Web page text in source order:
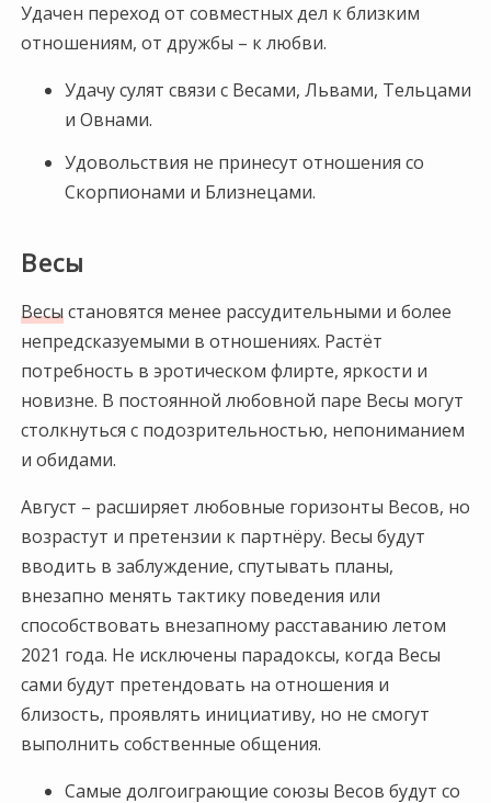
Удачен переход от совместных дел к близким
отношениям, от дружбы – к любви.
Удачу сулят связи с Весами, Львами, Тельцами
и Овнами.
Удовольствия не принесут отношения со
Скорпионами и Близнецами.
Весы
Весыстановятся менее рассудительными и более
непредсказуемыми в отношениях. Растёт
потребность в эротическом флирте, яркости и
новизне. В постоянной любовной паре Весы могут
столкнуться с подозрительностью, непониманием
и обидами.
Август – расширяет любовные горизонты Весов, но
возрастут и претензии к партнёру. Весы будут
вводить в заблуждение, спутывать планы,
внезапно менять тактику поведения или
способствовать внезапному расставанию летом
2021 года. Не исключены парадоксы, когда Весы
сами будут претендовать на отношения и
близость, проявлять инициативу, но не смогут
выполнить собственные общения.
Самые долгоиграющие союзы Весов будут со